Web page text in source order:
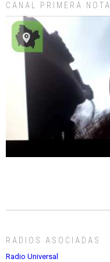
CANAL PRIMERA NOTA
RADIOS ASOCIADAS
Radio Universal